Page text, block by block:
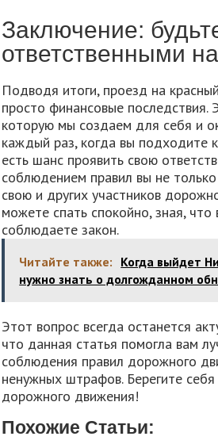
Заключение:
ответственными
Подводя итоги, проезд на
просто финансовые последствия.
которую мы создаем для себя и
каждый раз, когда вы подходите
есть шанс проявить свою
соблюдением правил вы не
свою и других участников
можете спать спокойно, зная, что
соблюдаете закон.
Читайте также: Когда выйдет
нужно знать о долгожданном
Этот вопрос всегда останется
что данная статья помогла вам
соблюдения правил дорожного
ненужных штрафов. Берегите себя
дорожного движения!
Похожие Статьи: